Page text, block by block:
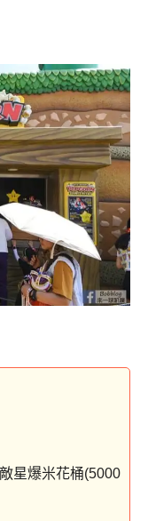
星爆米花桶(5000